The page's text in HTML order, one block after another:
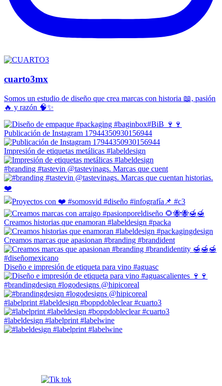
cuarto3mx
Somos un estudio de diseño que crea marcas con historia 📖, pasión
🔥 y razón 🧠✨
Publicación de Instagram 17944350930156944
Impresión de etiquetas metálicas #labeldesign
#branding #tastevin @tastevinags. Marcas que cuent
Creamos historias que enamoran #labeldesign #packa
Creamos marcas que apasionan #branding #brandident
Diseño e impresión de etiqueta para vino #aguasc
#brandingdesign #logodesigns @hipicoreal
#labelprint #labeldesign #boppdobleclear #cuarto3
#labeldesign #labelprint #labelwine